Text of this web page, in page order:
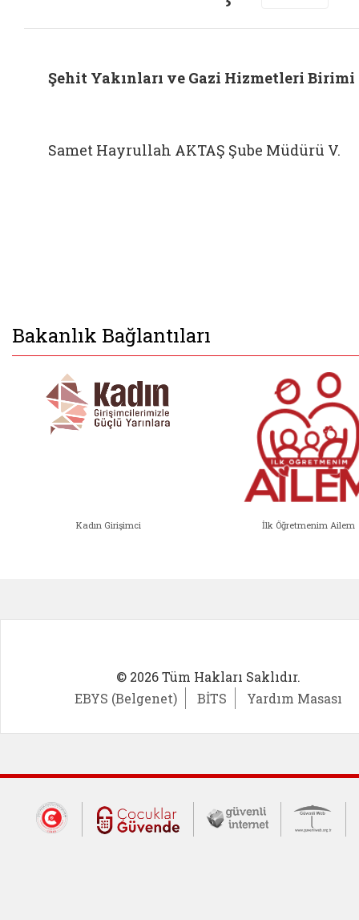
Şehit Yakınları ve Gazi Hizmetleri Birimi
Samet Hayrullah AKTAŞ Şube Müdürü V.
Bakanlık Bağlantıları
Kadın Girişimci İlk Öğretmenim Ailem
© 2026 Tüm Hakları Saklıdır.
EBYS (Belgenet)
BİTS Yardım Masası
Dış Bağlantılar
Cumhurbaşkanlığı İletişim Merkezi
Çocuklar Güvende (yeni
Güvenli